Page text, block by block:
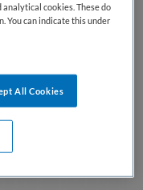
u wellicht
cookies. These do
You can indicate this under
All Cookies